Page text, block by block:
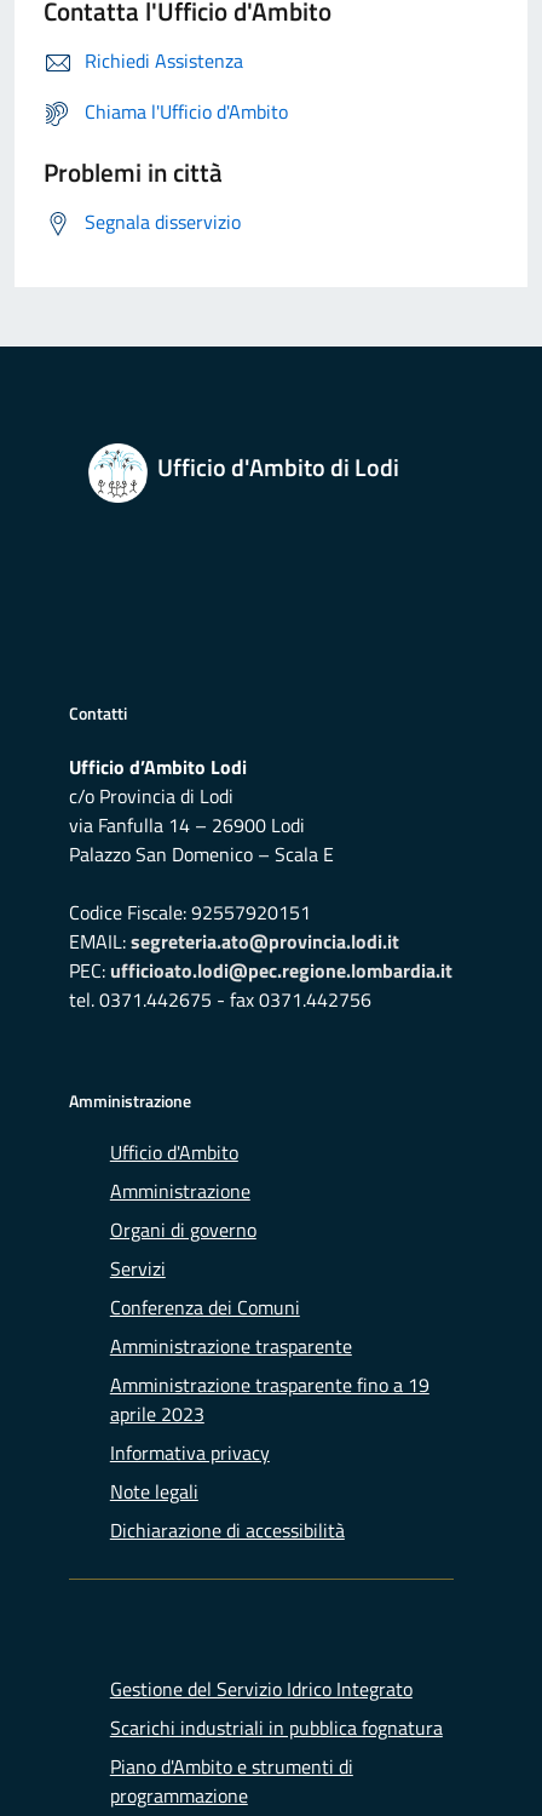
Contatta l'Ufficio d'Ambito
Richiedi Assistenza
Chiama l'Ufficio d'Ambito
Problemi in città
Segnala disservizio
Ufficio d'Ambito di Lodi
Contatti
Ufficio d’Ambito Lodi
c/o Provincia di Lodi
via Fanfulla 14 – 26900 Lodi
Palazzo San Domenico – Scala E
Codice Fiscale: 92557920151
EMAIL:segreteria.ato@provincia.lodi.it
PEC: ufficioato.lodi@pec.regione.lombardia.it
tel. 0371.442675 - fax 0371.442756
Amministrazione
Ufficio d'Ambito
Amministrazione
Organi di governo
Servizi
Conferenza dei Comuni
Amministrazione trasparente
Amministrazione trasparente fino a 19
aprile 2023
Informativa privacy
Note legali
Dichiarazione di accessibilità
Gestione del Servizio Idrico Integrato
Scarichi industriali in pubblica fognatura
Piano d'Ambito e strumenti di
programmazione